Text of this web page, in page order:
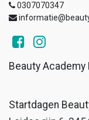
0307070347
Beauty Academy
Startdagen